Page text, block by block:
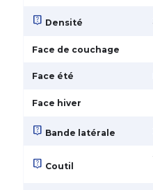
live_help Densité
Face de couchage
Face été
Face hiver
live_help Bande latérale
live_help Coutil